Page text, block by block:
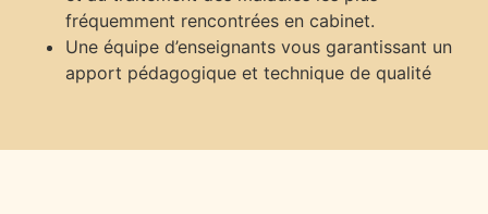
fréquemment rencontrées en cabinet.
Une équipe d’enseignants vous garantissant un
apport pédagogique et technique de qualité